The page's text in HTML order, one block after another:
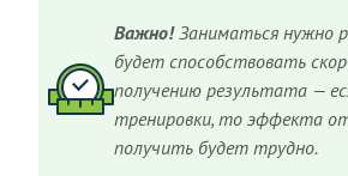
Важно!Заниматься нужно
будет способствовать
получению результата —
тренировки, то эффекта
получить будет трудно.